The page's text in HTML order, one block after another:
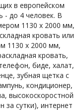
в европейском
- до 4 человек. В
1130 x 2000 мм,
кровать или
1130 х 2000 мм,
кровать,
биде, халат,
зубная щетка с
кондиционер,
высокоскоростной
за сутки), интернет